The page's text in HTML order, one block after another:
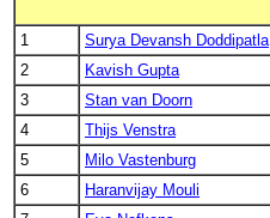
1
Surya Devansh Doddipatla
2
Kavish Gupta
3
Stan van Doorn
4
Thijs Venstra
5
Milo Vastenburg
6
Haranvijay Mouli